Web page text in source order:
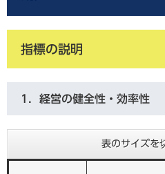
指標の説明
1．経営の健全性・効率性
表のサイズを